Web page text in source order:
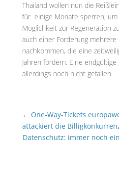
Thailand wollen nun die
für einige Monate sperren,
Möglichkeit zur Regeneration
auch einer Forderung
nachkommen, die eine
Jahren fordern. Eine
allerdings noch nicht gefallen.
← One-Way-Tickets
attackiert die
Datenschutz: immer noch